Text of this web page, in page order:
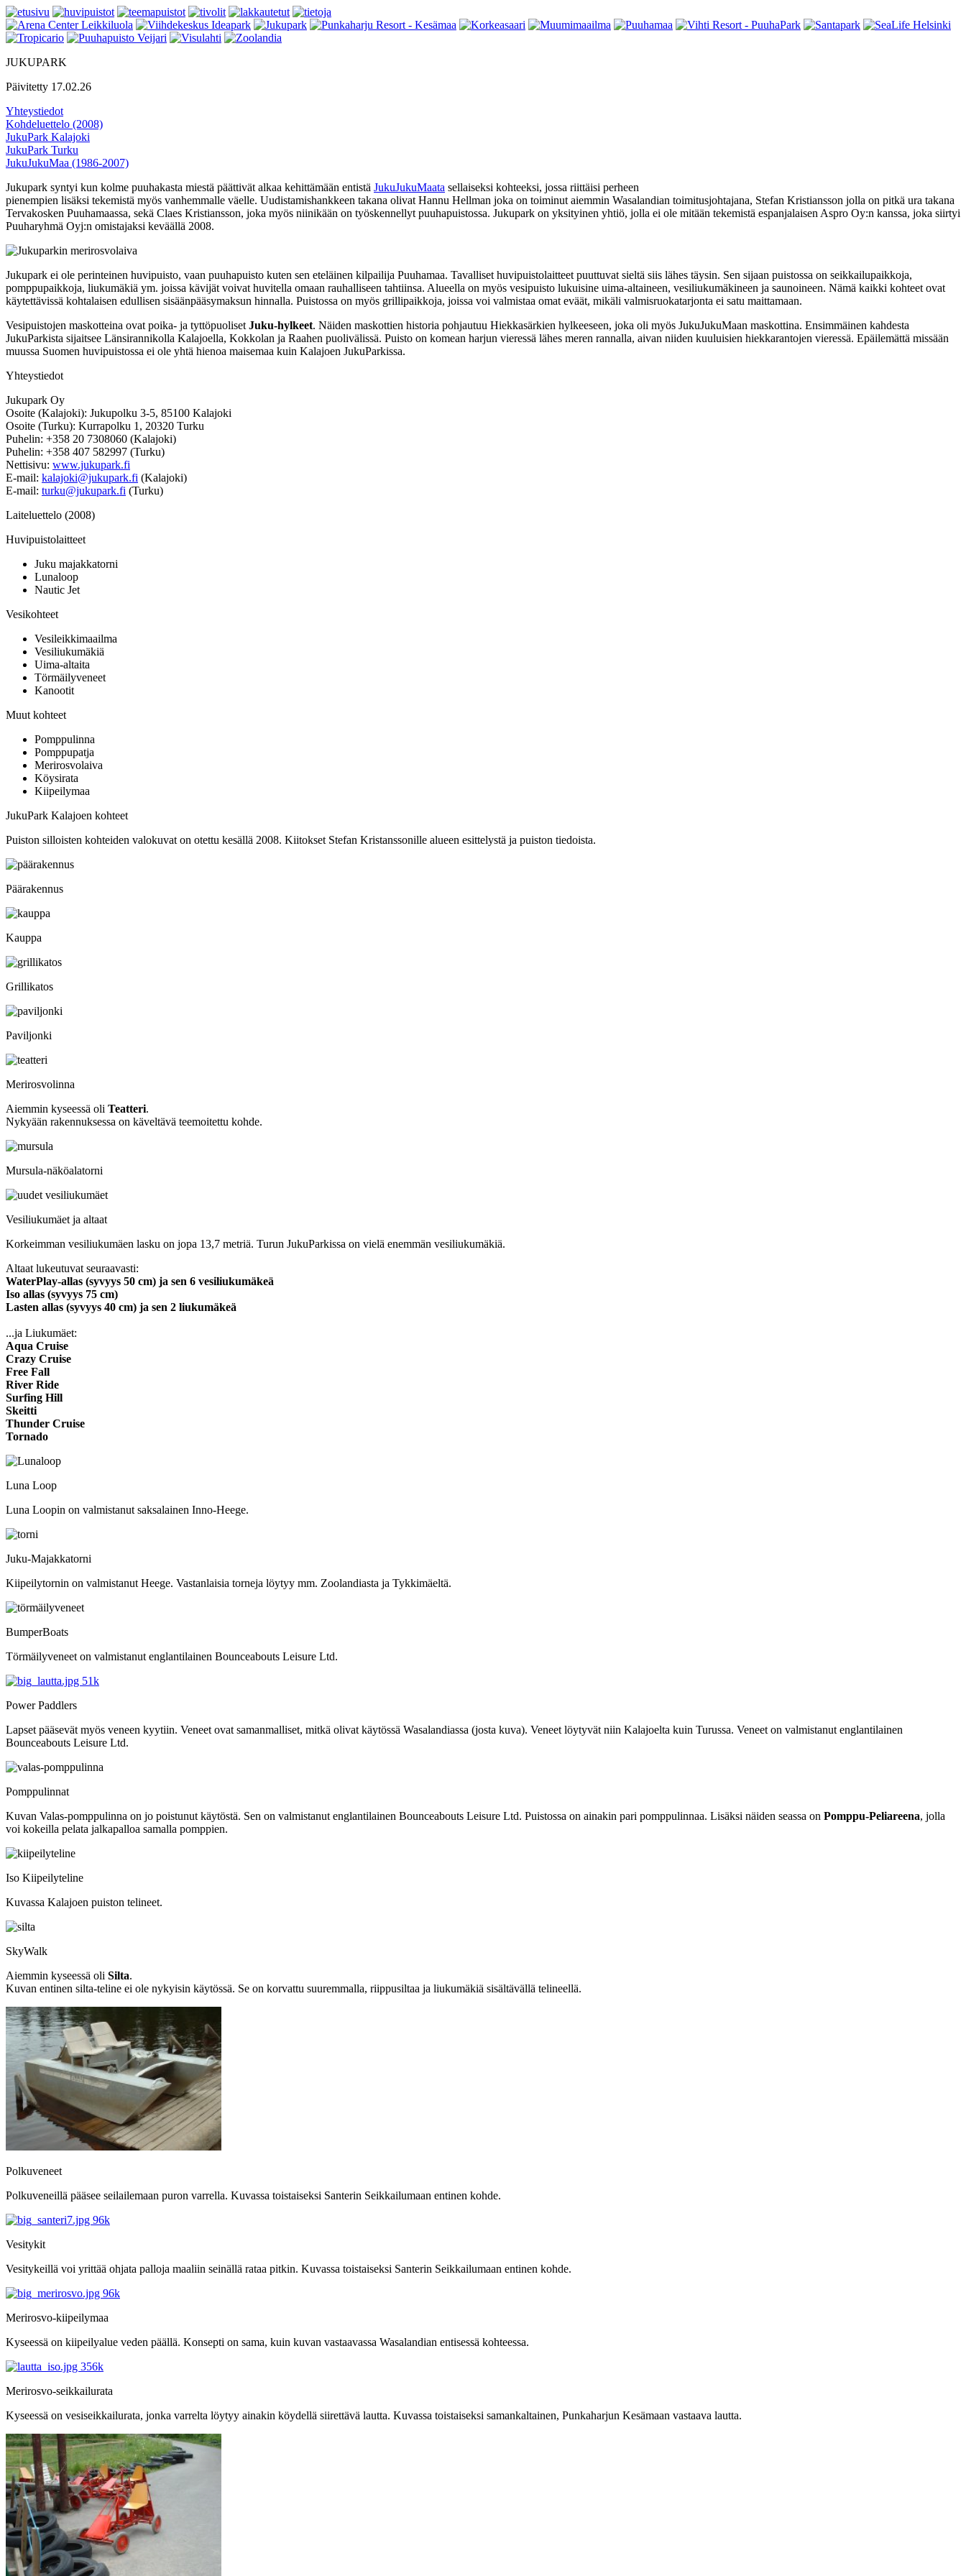
JUKUPARK
Päivitetty 17.02.26
Yhteystiedot
Kohdeluettelo (2008)
JukuPark Kalajoki
JukuPark Turku
JukuJukuMaa (1986-2007)
Jukupark syntyi kun kolme puuhakasta miestä päättivät alkaa kehittämään entistä JukuJukuMaata sellaiseksi kohteeksi, jossa riittäisi perheen
pienempien lisäksi tekemistä myös vanhemmalle väelle. Uudistamishankkeen takana olivat Hannu Hellman joka on toiminut aiemmin Wasalandian toimitusjohtajana, Stefan Kristiansson jolla on pitkä ura takana
Tervakosken Puuhamaassa, sekä Claes Kristiansson, joka myös niinikään on työskennellyt puuhapuistossa. Jukupark on yksityinen yhtiö, jolla ei ole mitään tekemistä espanjalaisen Aspro Oy:n kanssa, joka siirtyi
Puuharyhmä Oyj:n omistajaksi keväällä 2008.
Jukupark ei ole perinteinen huvipuisto, vaan puuhapuisto kuten sen eteläinen kilpailija Puuhamaa. Tavalliset huvipuistolaitteet puuttuvat sieltä siis lähes täysin. Sen sijaan puistossa on seikkailupaikkoja,
pomppupaikkoja, liukumäkiä ym. joissa kävijät voivat huvitella omaan rauhalliseen tahtiinsa. Alueella on myös vesipuisto lukuisine uima-altaineen, vesiliukumäkineen ja saunoineen. Nämä kaikki kohteet ovat
käytettävissä kohtalaisen edullisen sisäänpääsymaksun hinnalla. Puistossa on myös grillipaikkoja, joissa voi valmistaa omat eväät, mikäli valmisruokatarjonta ei satu maittamaan.
Vesipuistojen maskotteina ovat poika- ja tyttöpuoliset Juku-hylkeet. Näiden maskottien historia pohjautuu Hiekkasärkien hylkeeseen, joka oli myös JukuJukuMaan maskottina. Ensimmäinen kahdesta
JukuParkista sijaitsee Länsirannikolla Kalajoella, Kokkolan ja Raahen puolivälissä. Puisto on komean harjun vieressä lähes meren rannalla, aivan niiden kuuluisien hiekkarantojen vieressä. Epäilemättä missään
muussa Suomen huvipuistossa ei ole yhtä hienoa maisemaa kuin Kalajoen JukuParkissa.
Yhteystiedot
Jukupark Oy
Osoite (Kalajoki): Jukupolku 3-5, 85100 Kalajoki
Osoite (Turku): Kurrapolku 1, 20320 Turku
Puhelin: +358 20 7308060 (Kalajoki)
Puhelin: +358 407 582997 (Turku)
Nettisivu: www.jukupark.fi
E-mail: kalajoki@jukupark.fi (Kalajoki)
E-mail: turku@jukupark.fi (Turku)
Laiteluettelo (2008)
Huvipuistolaitteet
Juku majakkatorni
Lunaloop
Nautic Jet
Vesikohteet
Vesileikkimaailma
Vesiliukumäkiä
Uima-altaita
Törmäilyveneet
Kanootit
Muut kohteet
Pomppulinna
Pomppupatja
Merirosvolaiva
Köysirata
Kiipeilymaa
JukuPark Kalajoen kohteet
Puiston silloisten kohteiden valokuvat on otettu kesällä 2008. Kiitokset Stefan Kristanssonille alueen esittelystä ja puiston tiedoista.
Päärakennus
Kauppa
Grillikatos
Paviljonki
Merirosvolinna
Aiemmin kyseessä oli Teatteri.
Nykyään rakennuksessa on käveltävä teemoitettu kohde.
Mursula-näköalatorni
Vesiliukumäet ja altaat
Korkeimman vesiliukumäen lasku on jopa 13,7 metriä. Turun JukuParkissa on vielä enemmän vesiliukumäkiä.
Altaat lukeutuvat seuraavasti:
WaterPlay-allas (syvyys 50 cm) ja sen 6 vesiliukumäkeä
Iso allas (syvyys 75 cm)
Lasten allas (syvyys 40 cm) ja sen 2 liukumäkeä
...ja Liukumäet:
Aqua Cruise
Crazy Cruise
Free Fall
River Ride
Surfing Hill
Skeitti
Thunder Cruise
Tornado
Luna Loop
Luna Loopin on valmistanut saksalainen Inno-Heege.
Juku-Majakkatorni
Kiipeilytornin on valmistanut Heege. Vastanlaisia torneja löytyy mm. Zoolandiasta ja Tykkimäeltä.
BumperBoats
Törmäilyveneet on valmistanut englantilainen Bounceabouts Leisure Ltd.
Power Paddlers
Lapset pääsevät myös veneen kyytiin. Veneet ovat samanmalliset, mitkä olivat käytössä Wasalandiassa (josta kuva). Veneet löytyvät niin Kalajoelta kuin Turussa. Veneet on valmistanut englantilainen
Bounceabouts Leisure Ltd.
Pomppulinnat
Kuvan Valas-pomppulinna on jo poistunut käytöstä. Sen on valmistanut englantilainen Bounceabouts Leisure Ltd. Puistossa on ainakin pari pomppulinnaa. Lisäksi näiden seassa on Pomppu-Peliareena, jolla
voi kokeilla pelata jalkapalloa samalla pomppien.
Iso Kiipeilyteline
Kuvassa Kalajoen puiston telineet.
SkyWalk
Aiemmin kyseessä oli Silta.
Kuvan entinen silta-teline ei ole nykyisin käytössä. Se on korvattu suuremmalla, riippusiltaa ja liukumäkiä sisältävällä telineellä.
Polkuveneet
Polkuveneillä pääsee seilailemaan puron varrella. Kuvassa toistaiseksi Santerin Seikkailumaan entinen kohde.
Vesitykit
Vesitykeillä voi yrittää ohjata palloja maaliin seinällä rataa pitkin. Kuvassa toistaiseksi Santerin Seikkailumaan entinen kohde.
Merirosvo-kiipeilymaa
Kyseessä on kiipeilyalue veden päällä. Konsepti on sama, kuin kuvan vastaavassa Wasalandian entisessä kohteessa.
Merirosvo-seikkailurata
Kyseessä on vesiseikkailurata, jonka varrelta löytyy ainakin köydellä siirettävä lautta. Kuvassa toistaiseksi samankaltainen, Punkaharjun Kesämaan vastaava lautta.